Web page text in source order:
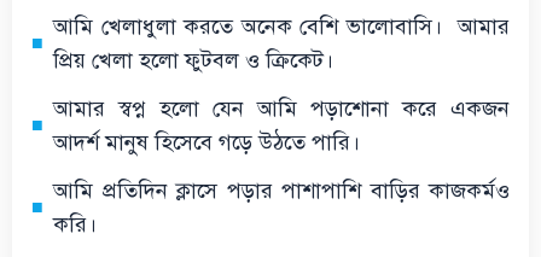
আমি খেলাধুলা করতে অনেক বেশি ভালোবাসি। আমার
প্রিয় খেলা হলো ফুটবল ও ক্রিকেট।
আমার স্বপ্ন হলো যেন আমি পড়াশোনা করে একজন
আদর্শ মানুষ হিসেবে গড়ে উঠতে পারি।
আমি প্রতিদিন ক্লাসে পড়ার পাশাপাশি বাড়ির কাজকর্মও
করি।